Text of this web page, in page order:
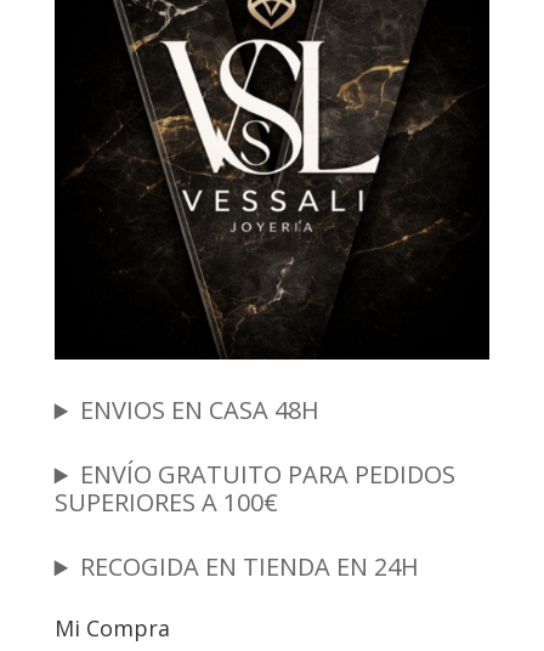
ENVIOS EN CASA 48H
ENVÍO GRATUITO PARA PEDIDOS
SUPERIORES A 100€
RECOGIDA EN TIENDA EN 24H
Mi Compra